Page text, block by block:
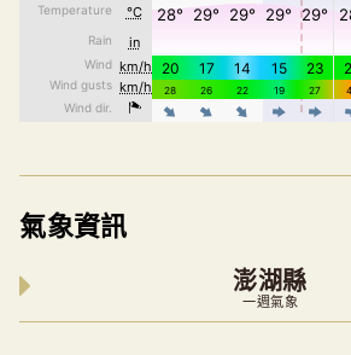
氣象資訊
澎湖縣
一週氣象